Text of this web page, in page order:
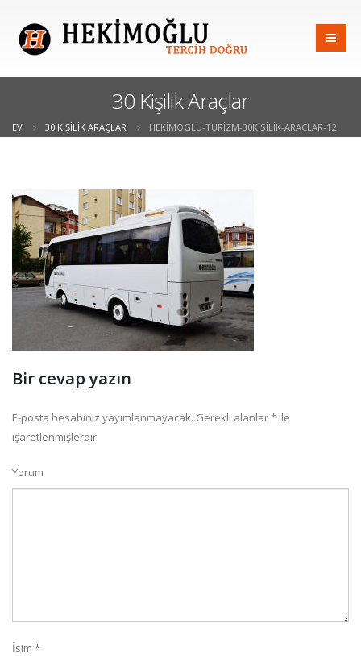
30 Kişilik Araçlar
EV 30 KIŞILIK ARAÇLAR HEKIMOGLU-TURIZM-30KISILIK-ARACLAR-12
Bir cevap yazın
E-posta hesabınız yayımlanmayacak. Gerekli alanlar* ile
işaretlenmişlerdir
Yorum
İsim *